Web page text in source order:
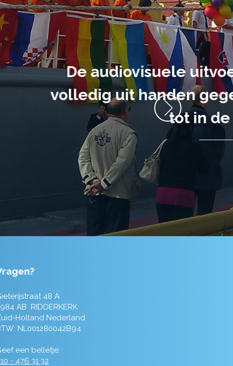
heb ik
Alles
48 A
AB RIDDERKERK
Holland Nederland
NL001280042B94
een belletje:
- 476 31 32